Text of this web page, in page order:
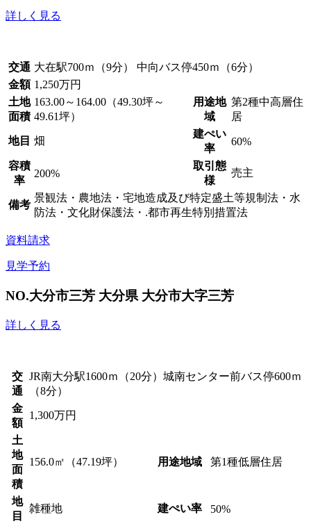
詳しく見る
交通 大在駅700ｍ（9分） 中向バス停450ｍ（6分）
金額 1,250万円
土地
面積
163.00～164.00（49.30坪～
49.61坪）
用途地
域
第2種中高層住
居
地目 畑
建ぺい
率
60%
容積
率
200%
取引態
様
売主
備考
景観法・農地法・宅地造成及び特定盛土等規制法・水
防法・文化財保護法・.都市再生特別措置法
資料請求
見学予約
NO.大分市三芳 大分県 大分市大字三芳
詳しく見る
交
通
JR南大分駅1600ｍ（20分）城南センター前バス停600ｍ
（8分）
金
額
1,300万円
土
地
面
積
156.0㎡（47.19坪） 用途地域 第1種低層住居
地
目
雑種地 建ぺい率 50%